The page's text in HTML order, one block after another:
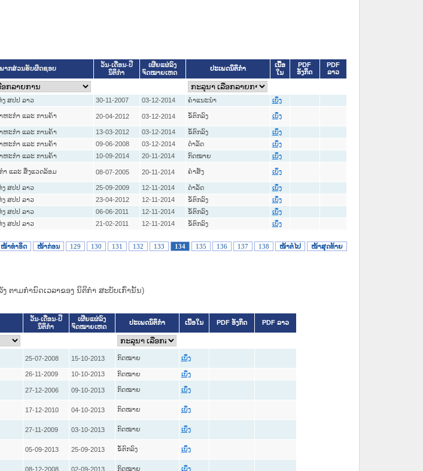
ພາກສ່ວນຮັບຜິດຊອບ
ວັນ-ເດືອນ-ປີ
ນິຕິກໍາ
ເຜີຍແຜ່ລົງ
ຈົດໝາຍເຫດ
ປະເພດນິຕິກຳ
ເນື້ອ
ໃນ
PDF
ອັງກິດ
PDF
ລາວ
ສປປ ລາວ 30-11-2007 03-12-2014 ຄໍາແນະນໍາ ເບິ່ງ
ຫະກຳ ແລະ ການຄ້າ 20-04-2012 03-12-2014 ຂໍ້ຕົກລົງ ເບິ່ງ
ຫະກຳ ແລະ ການຄ້າ 13-03-2012 03-12-2014 ຂໍ້ຕົກລົງ ເບິ່ງ
ຫະກຳ ແລະ ການຄ້າ 09-06-2008 03-12-2014 ດໍາລັດ ເບິ່ງ
ຫະກຳ ແລະ ການຄ້າ 10-09-2014 20-11-2014 ກົດໝາຍ ເບິ່ງ
ຳ ແລະ ສິ່ງແວດລ້ອມ 08-07-2005 20-11-2014 ຄໍາສັ່ງ ເບິ່ງ
ສປປ ລາວ 25-09-2009 12-11-2014 ດໍາລັດ ເບິ່ງ
ສປປ ລາວ 23-04-2012 12-11-2014 ຂໍ້ຕົກລົງ ເບິ່ງ
ສປປ ລາວ 06-06-2011 12-11-2014 ຂໍ້ຕົກລົງ ເບິ່ງ
ສປປ ລາວ 21-02-2011 12-11-2014 ຂໍ້ຕົກລົງ ເບິ່ງ
ໜ້າທໍາອິດ ໜ້າກ່ອນ 129 130 131 132 133 134 135 136 137 138 ໜ້າຕໍ່ໄປ ໜ້າສຸດທ້າຍ
າມກໍານົດເວລາຂອງ ນິຕິກໍາ ສະບັບເກົ່ານັ້ນ)
ວັນ-ເດືອນ-ປີ
ນິຕິກໍາ
ເຜີຍແຜ່ລົງ
ຈົດໝາຍເຫດ
ປະເພດນິຕິກຳ ເນື້ອໃນ PDF ອັງກິດ PDF ລາວ
25-07-2008 15-10-2013 ກົດໝາຍ ເບິ່ງ
26-11-2009 10-10-2013 ກົດໝາຍ ເບິ່ງ
27-12-2006 09-10-2013 ກົດໝາຍ ເບິ່ງ
17-12-2010 04-10-2013 ກົດໝາຍ ເບິ່ງ
27-11-2009 03-10-2013 ກົດໝາຍ ເບິ່ງ
05-09-2013 25-09-2013 ຂໍ້ຕົກລົງ ເບິ່ງ
08-12-2008 02-09-2013 ກົດໝາຍ ເບິ່ງ